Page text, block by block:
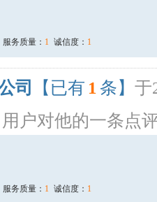
服务质量： 1 诚信度： 1
司 【已有 1 条】 于
用户对他的一条点
服务质量： 1 诚信度： 1